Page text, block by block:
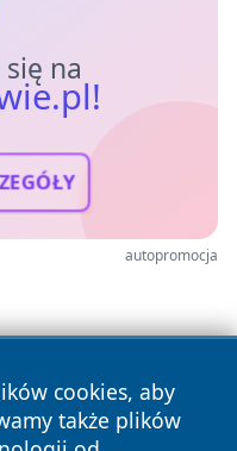
na
autopromocja
cookies, aby
także plików